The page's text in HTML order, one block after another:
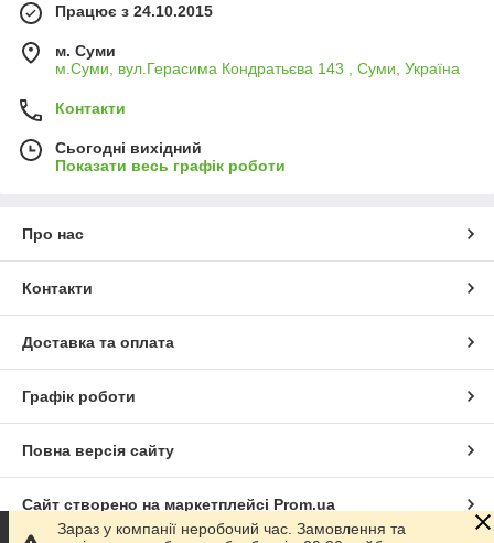
Працює з 24.10.2015
м. Суми
м.Суми, вул.Герасима Кондратьєва 143 , Суми, Україна
Контакти
Сьогодні вихідний
Показати весь графік роботи
Про нас
Контакти
Доставка та оплата
Графік роботи
Повна версія сайту
Сайт створено на маркетплейсі Prom.ua
Зараз у компанії неробочий час. Замовлення та